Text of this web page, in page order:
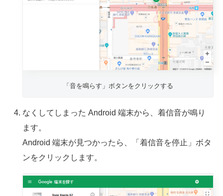
「音を鳴らす」ボタンをクリックする
なくしてしまった Android 端末から、着信音が鳴り
ます。
Android 端末が見つかったら、「着信音を停止」ボタ
ンをクリックします。